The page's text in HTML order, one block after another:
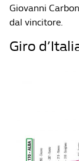
Giovanni
dal vincitore.
Giro